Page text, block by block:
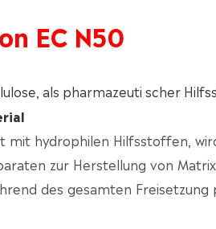
EC N50
als pharmazeuti scher
mit hydrophilen Hilfsstoffen,
zur Herstellung von
des gesamten